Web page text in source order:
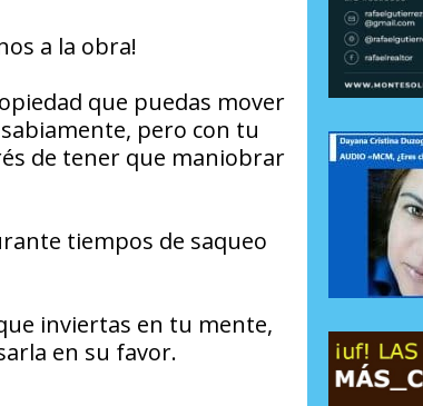
a la obra!
que puedas mover
pero con tu
de tener que maniobrar
tiempos de saqueo
inviertas en tu mente,
en su favor.